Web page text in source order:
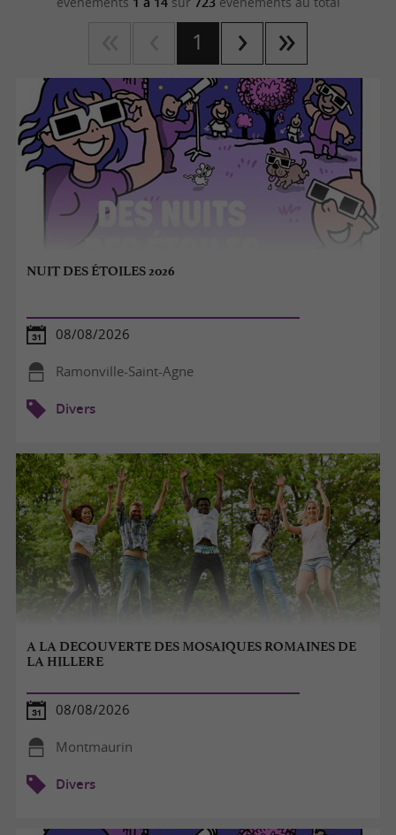
1
NUIT DES ÉTOILES 2026
08/08/2026
Ramonville-Saint-Agne
Divers
A LA DECOUVERTE DES MOSAIQUES ROMAINES DE
LA HILLERE
08/08/2026
Montmaurin
Divers